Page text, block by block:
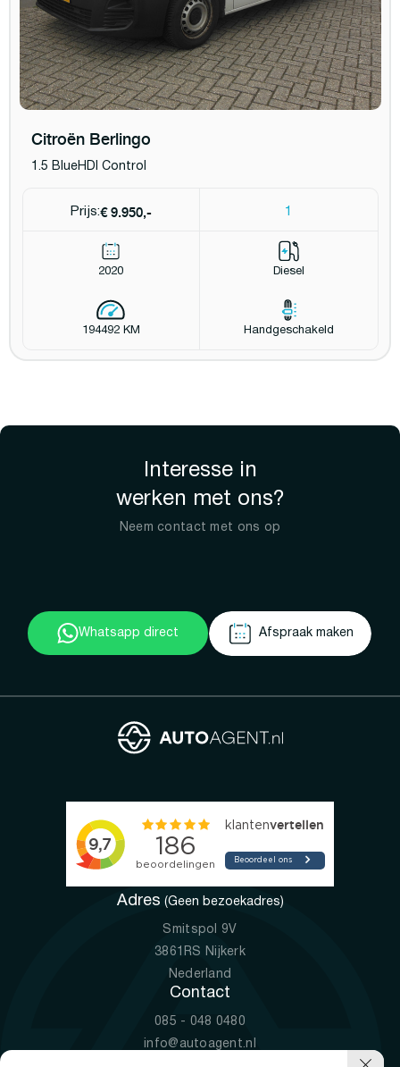
Citroën Berlingo
1.5 BlueHDI Control
Prijs:€ 9.950,- 1
2020 Diesel
194492 KM Handgeschakeld
Interesse in
werken met ons?
Neem contact met ons op
Whatsapp direct Afspraak maken
Adres (Geen bezoekadres)
Smitspol 9V
3861RS Nijkerk
Nederland
Contact
085 - 048 0480
info@autoagent.nl